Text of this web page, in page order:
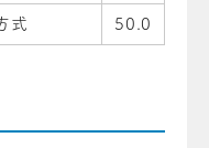
式 50.0